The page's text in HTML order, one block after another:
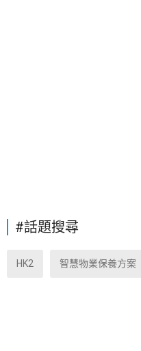
#話題搜尋
HK2 智慧物業保養方案